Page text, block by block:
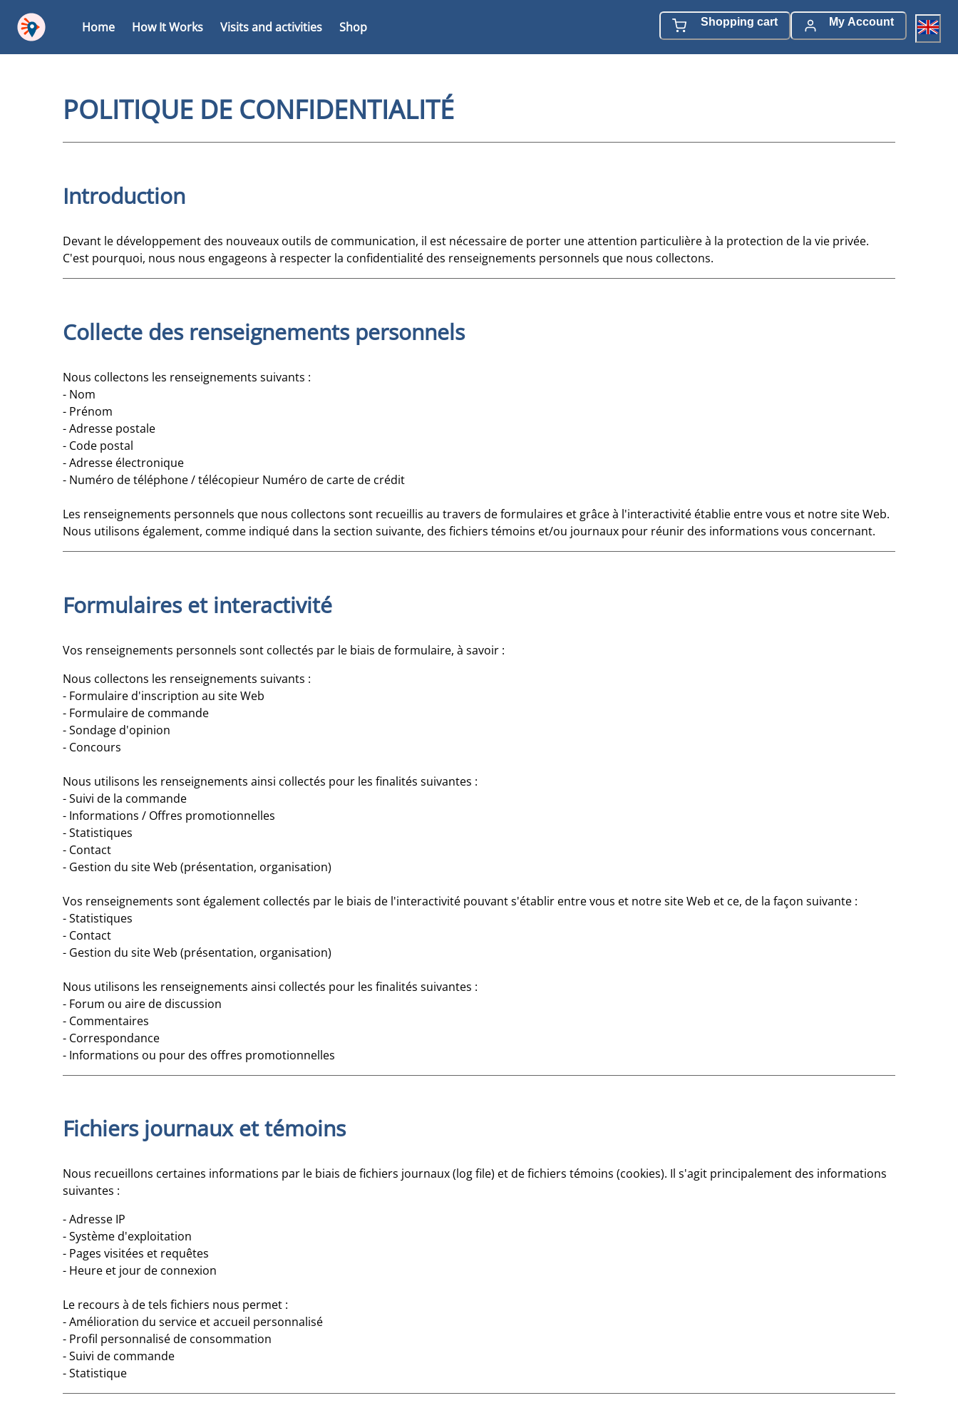
Home How It Works Visits and activities Shop Shopping cart My Account
POLITIQUE DE CONFIDENTIALITÉ
Introduction
Devant le développement des nouveaux outils de communication, il est nécessaire de porter une attention particulière à la protection de la vie privée.
C'est pourquoi, nous nous engageons à respecter la confidentialité des renseignements personnels que nous collectons.
Collecte des renseignements personnels
Nous collectons les renseignements suivants :
- Nom
- Prénom
- Adresse postale
- Code postal
- Adresse électronique
- Numéro de téléphone / télécopieur Numéro de carte de crédit
Les renseignements personnels que nous collectons sont recueillis au travers de formulaires et grâce à l'interactivité établie entre vous et notre site Web.
Nous utilisons également, comme indiqué dans la section suivante, des fichiers témoins et/ou journaux pour réunir des informations vous concernant.
Formulaires et interactivité
Vos renseignements personnels sont collectés par le biais de formulaire, à savoir :
Nous collectons les renseignements suivants :
- Formulaire d'inscription au site Web
- Formulaire de commande
- Sondage d'opinion
- Concours
Nous utilisons les renseignements ainsi collectés pour les finalités suivantes :
- Suivi de la commande
- Informations / Offres promotionnelles
- Statistiques
- Contact
- Gestion du site Web (présentation, organisation)
Vos renseignements sont également collectés par le biais de l'interactivité pouvant s'établir entre vous et notre site Web et ce, de la façon suivante :
- Statistiques
- Contact
- Gestion du site Web (présentation, organisation)
Nous utilisons les renseignements ainsi collectés pour les finalités suivantes :
- Forum ou aire de discussion
- Commentaires
- Correspondance
- Informations ou pour des offres promotionnelles
Fichiers journaux et témoins
Nous recueillons certaines informations par le biais de fichiers journaux (log file) et de fichiers témoins (cookies). Il s'agit principalement des informations
suivantes :
- Adresse IP
- Système d'exploitation
- Pages visitées et requêtes
- Heure et jour de connexion
Le recours à de tels fichiers nous permet :
- Amélioration du service et accueil personnalisé
- Profil personnalisé de consommation
- Suivi de commande
- Statistique